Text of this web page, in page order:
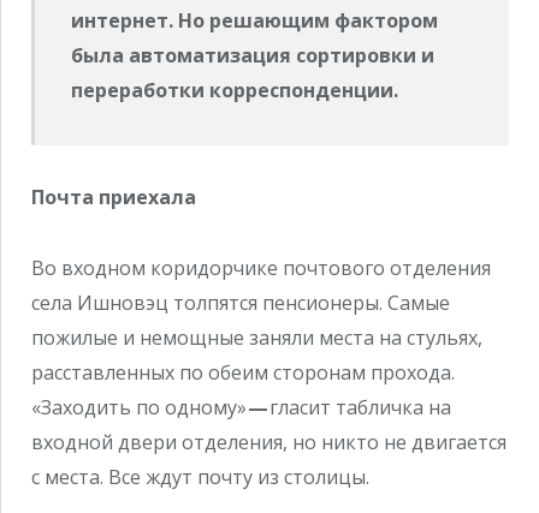
интернет. Но решающим фактором
была автоматизация сортировки и
переработки корреспонденции.
Почта приехала
Во входном коридорчике почтового отделения
села Ишновэц толпятся пенсионеры. Самые
пожилые и немощные заняли места на стульях,
расставленных по обеим сторонам прохода.
«Заходить по одному»—гласит табличка на
входной двери отделения, но никто не двигается
с места. Все ждут почту из столицы.